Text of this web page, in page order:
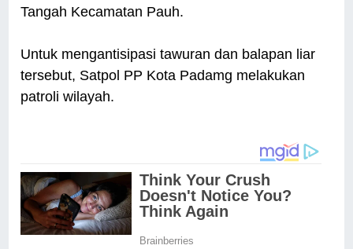
Tangah Kecamatan Pauh.
Untuk mengantisipasi tawuran dan balapan liar
tersebut, Satpol PP Kota Padamg melakukan
patroli wilayah.